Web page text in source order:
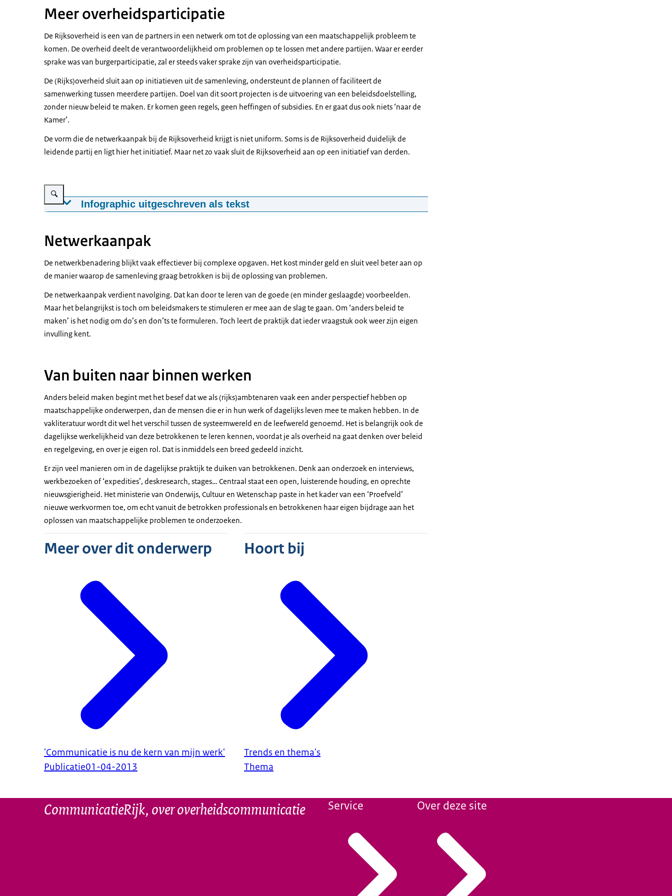
Meer overheidsparticipatie
De Rijksoverheid is een van de partners in een netwerk om tot de oplossing van een maatschappelijk probleem te
komen. De overheid deelt de verantwoordelijkheid om problemen op te lossen met andere partijen. Waar er eerder
sprake was van burgerparticipatie, zal er steeds vaker sprake zijn van overheidsparticipatie.
De (Rijks)overheid sluit aan op initiatieven uit de samenleving, ondersteunt de plannen of faciliteert de
samenwerking tussen meerdere partijen. Doel van dit soort projecten is de uitvoering van een beleidsdoelstelling,
zonder nieuw beleid te maken. Er komen geen regels, geen heffingen of subsidies. En er gaat dus ook niets ‘naar de
Kamer’.
De vorm die de netwerkaanpak bij de Rijksoverheid krijgt is niet uniform. Soms is de Rijksoverheid duidelijk de
leidende partij en ligt hier het initiatief. Maar net zo vaak sluit de Rijksoverheid aan op een initiatief van derden.
Vergroot afbeelding Factor C - Anders beleid maken
Infographic uitgeschreven als tekst
Kwadrant 1: Rechtmatige Overheid
(snijvlak Overheid en Politieke keuze)
Politiek debat bepaalt publieke belangen, bijvoorbeeld:
Uitvoering wet- en regelgeving
Bewaken rechten en plichten
Procedurele zorgvuldigheid staat centraal
Kwadrant 2: Presterende Overheid
(snijvlak Overheid en Publieke prestatie)
Prestatiesturing (verticaal)
Marktdenken: overheid als bedrijf, burger als klant
Effectiviteit en efficiency staan centraal, een goed doel moet meetbaar zijn
Kwadrant 3: Netwerkende Overheid
(snijvlak Markt en gemeenschap en Publieke prestatie)
Overheid is 'in the lead' en zoekt samenwerking met andere partijen (veelal koepels)
Horizontale samenwerking, doelen gezamenlijk bepaald
Onderhandelen of compromis, afspraken vastgelegd in akkoorden of convenanten
(snijvlak Markt en gemeenschap en Politieke keuze)
Initiatief van onderop
Netwerksturing
Overheidsparticipatie (kan ook zonder overheid), ruimte en ondersteuning bieden aan maatschappelijk
initiatief. Met georganiseerde, maar ook ongeorganiseerde partijen
Netwerkaanpak
De netwerkbenadering blijkt vaak effectiever bij complexe opgaven. Het kost minder geld en sluit veel beter aan op
de manier waarop de samenleving graag betrokken is bij de oplossing van problemen.
De netwerkaanpak verdient navolging. Dat kan door te leren van de goede (en minder geslaagde) voorbeelden.
Maar het belangrijkst is toch om beleidsmakers te stimuleren er mee aan de slag te gaan. Om ‘anders beleid te
maken’ is het nodig om do’s en don’ts te formuleren. Toch leert de praktijk dat ieder vraagstuk ook weer zijn eigen
invulling kent.
Van buiten naar binnen werken
Anders beleid maken begint met het besef dat we als (rijks)ambtenaren vaak een ander perspectief hebben op
maatschappelijke onderwerpen, dan de mensen die er in hun werk of dagelijks leven mee te maken hebben. In de
vakliteratuur wordt dit wel het verschil tussen de systeemwereld en de leefwereld genoemd. Het is belangrijk ook de
dagelijkse werkelijkheid van deze betrokkenen te leren kennen, voordat je als overheid na gaat denken over beleid
en regelgeving, en over je eigen rol. Dat is inmiddels een breed gedeeld inzicht.
Er zijn veel manieren om in de dagelijkse praktijk te duiken van betrokkenen. Denk aan onderzoek en interviews,
werkbezoeken of ‘expedities’, deskresearch, stages… Centraal staat een open, luisterende houding, en oprechte
nieuwsgierigheid. Het ministerie van Onderwijs, Cultuur en Wetenschap paste in het kader van een ‘Proefveld’
nieuwe werkvormen toe, om echt vanuit de betrokken professionals en betrokkenen haar eigen bijdrage aan het
oplossen van maatschappelijke problemen te onderzoeken.
Meer over dit onderwerp
'Communicatie is nu de kern van mijn werk'
Publicatie01-04-2013
Hoort bij
Trends en thema's
Thema
CommunicatieRijk, over overheidscommunicatie Service Over deze site